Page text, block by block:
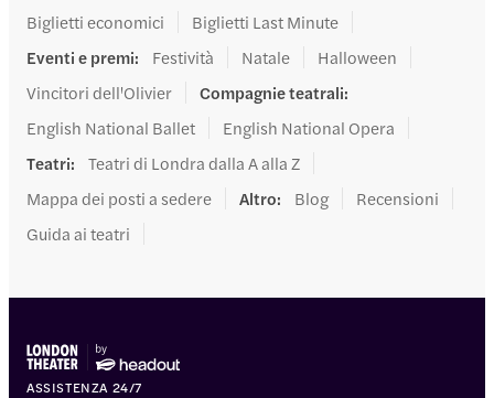
Biglietti economici
Biglietti Last Minute
Eventi e premi: Festività Natale
Halloween
Vincitori dell'Olivier
Compagnie teatrali:
English National Ballet
English National Opera
Teatri:
Teatri di Londra dalla A alla Z
Mappa dei posti a sedere
Altro: Blog
Recensioni
Guida ai teatri
ASSISTENZA 24/7